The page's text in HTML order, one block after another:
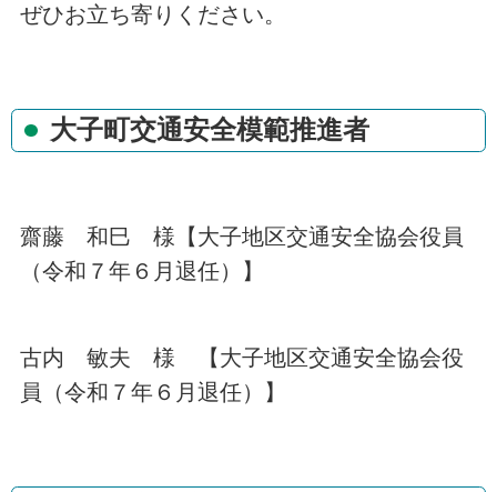
ぜひお立ち寄りください。
大子町交通安全模範推進者
齋藤 和巳 様【大子地区交通安全協会役員
（令和７年６月退任）】
古内 敏夫 様 【大子地区交通安全協会役
員（令和７年６月退任）】